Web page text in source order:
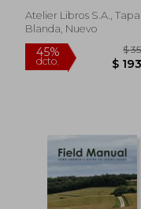
Atelier Libros S.A., Tapa
Blanda, Nuevo